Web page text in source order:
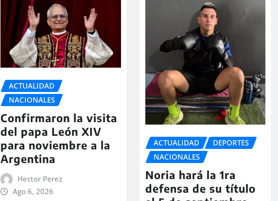
ACTUALIDAD
NACIONALES
Confirmaron la visita
del papa León XIV
para noviembre a la
Argentina
Hector Perez
Ago 6, 2026
ACTUALIDAD
DEPORTES
NACIONALES
Noria hará la 1ra
defensa de su título